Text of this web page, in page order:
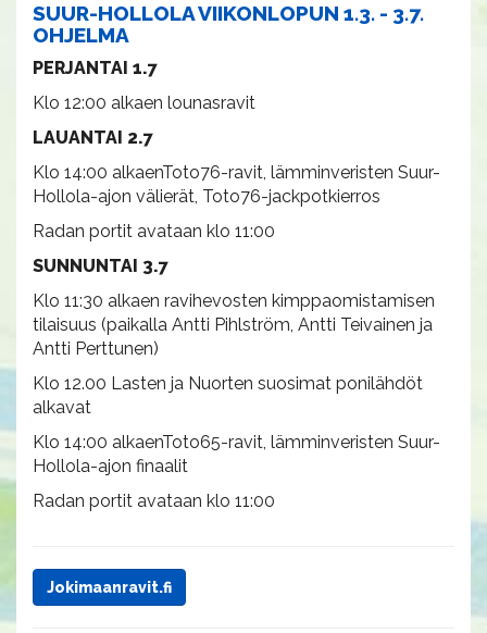
SUUR-HOLLOLA VIIKONLOPUN 1.3. - 3.7.
OHJELMA
PERJANTAI 1.7
Klo 12:00 alkaen lounasravit
LAUANTAI 2.7
Klo 14:00 alkaenToto76-ravit, lämminveristen Suur-
Hollola-ajon välierät, Toto76-jackpotkierros
Radan portit avataan klo 11:00
SUNNUNTAI 3.7
Klo 11:30 alkaen ravihevosten kimppaomistamisen
tilaisuus (paikalla Antti Pihlström, Antti Teivainen ja
Antti Perttunen)
Klo 12.00 Lasten ja Nuorten suosimat ponilähdöt
alkavat
Klo 14:00 alkaenToto65-ravit, lämminveristen Suur-
Hollola-ajon finaalit
Radan portit avataan klo 11:00
Jokimaanravit.fi